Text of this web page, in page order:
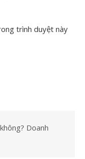
trình duyệt này
Doanh